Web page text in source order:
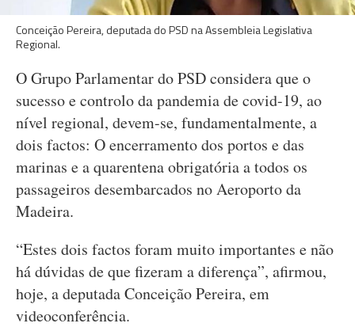
Conceição Pereira, deputada do PSD na Assembleia Legislativa
Regional.
O Grupo Parlamentar do PSD considera que o
sucesso e controlo da pandemia de covid-19, ao
nível regional, devem-se, fundamentalmente, a
dois factos: O encerramento dos portos e das
marinas e a quarentena obrigatória a todos os
passageiros desembarcados no Aeroporto da
Madeira.
“Estes dois factos foram muito importantes e não
há dúvidas de que fizeram a diferença”, afirmou,
hoje, a deputada Conceição Pereira, em
videoconferência.